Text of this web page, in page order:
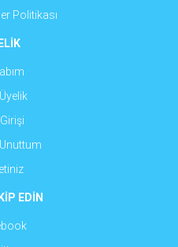
Politikası
EDİN